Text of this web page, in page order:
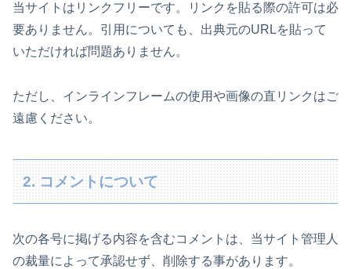
当サイトはリンクフリーです。リンクを貼る際の許可は必
要ありません。引用についても、出典元のURLを貼って
いただければ問題ありません。
ただし、インラインフレームの使用や画像の直リンクはご
遠慮ください。
2. コメントについて
次の各号に掲げる内容を含むコメントは、当サイト管理人
の裁量によって承認せず、削除する事があります。